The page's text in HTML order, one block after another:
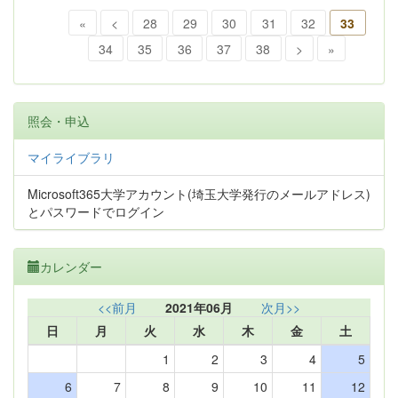
« < 28 29 30 31 32
33
34
35 36 37 38 > »
照会・申込
マイライブラリ
Microsoft365大学アカウント(埼玉大学発行のメールアドレス)
とパスワードでログイン
カレンダー
<<前月 2021年06月
次月>>
日
月 火 水 木 金
土
1
2 3 4
5
6
7 8 9 10 11 12